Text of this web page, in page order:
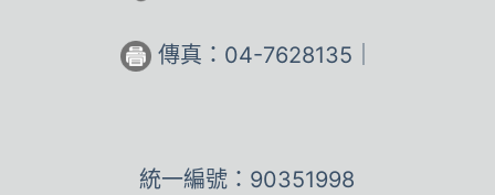
傳真：04-7628135｜
統一編號：90351998